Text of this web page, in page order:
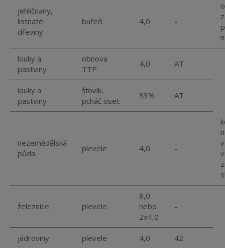
jehličnany,
listnaté
dřeviny
buřeň 4,0 -
louky a
pastviny
obnova
TTP
4,0 AT
louky a
pastviny
šťovík,
pcháč oset
33% AT
nezemědělská
půda
plevele 4,0 -
železnice plevele
8,0
nebo
2x4,0
-
jádroviny plevele 4,0 42